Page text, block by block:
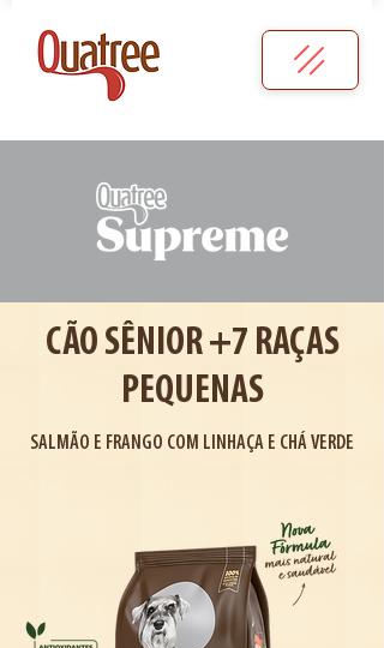
CÃO SÊNIOR +7 RAÇAS
PEQUENAS
SALMÃO E FRANGO COM LINHAÇA E CHÁ VERDE